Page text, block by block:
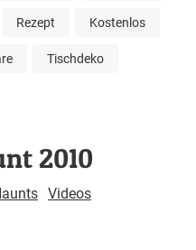
Rezept Kostenlos
Tischdeko
2010
Videos